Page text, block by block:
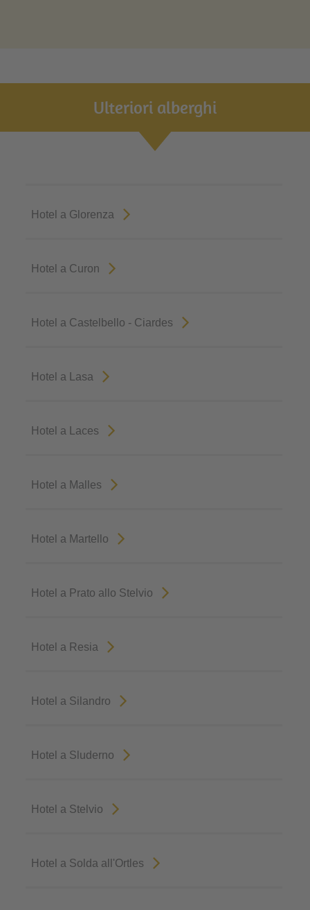
Ulteriori alberghi
Hotel a Glorenza
Hotel a Curon
Hotel a Castelbello - Ciardes
Hotel a Lasa
Hotel a Laces
Hotel a Malles
Hotel a Martello
Hotel a Prato allo Stelvio
Hotel a Resia
Hotel a Silandro
Hotel a Sluderno
Hotel a Stelvio
Hotel a Solda all'Ortles